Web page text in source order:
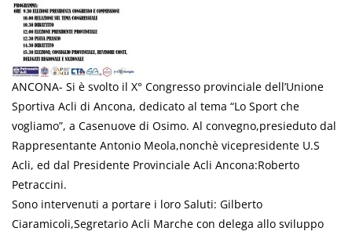
ANCONA- Si è svolto il X° Congresso provinciale dell’Unione
Sportiva Acli di Ancona, dedicato al tema “Lo Sport che
vogliamo”, a Casenuove di Osimo. Al convegno,presieduto dal
Rappresentante Antonio Meola,nonchè vicepresidente U.S
Acli, ed dal Presidente Provinciale Acli Ancona:Roberto
Petraccini.
Sono intervenuti a portare i loro Saluti: Gilberto
Ciaramicoli,Segretario Acli Marche con delega allo sviluppo